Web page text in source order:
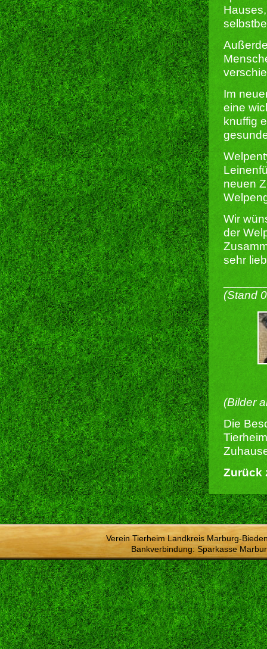
Im
eine
knuffig
neuen
Wir
der
sehr
(Stand
(Bilder
Die
Zurück
Verein Tierheim Landkreis Marburg-
Bankverbindung: Sparkasse